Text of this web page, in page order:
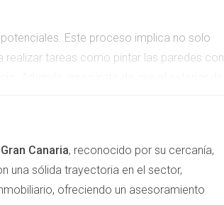
Este proceso implica no solo
realizar tareas como pintar las paredes con
Gran Canaria, reconocido por su cercanía,
una sólida trayectoria en el sector,
ofreciendo un asesoramiento